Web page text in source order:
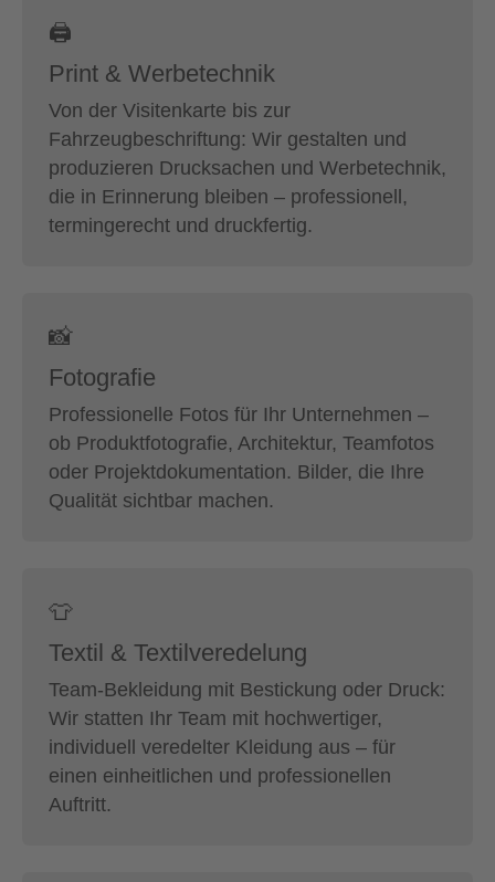
🖨
Print & Werbetechnik
Von der Visitenkarte bis zur
Fahrzeugbeschriftung: Wir gestalten und
produzieren Drucksachen und Werbetechnik,
die in Erinnerung bleiben – professionell,
termingerecht und druckfertig.
📸
Fotografie
Professionelle Fotos für Ihr Unternehmen –
ob Produktfotografie, Architektur, Teamfotos
oder Projektdokumentation. Bilder, die Ihre
Qualität sichtbar machen.
👕
Textil & Textilveredelung
Team-Bekleidung mit Bestickung oder Druck:
Wir statten Ihr Team mit hochwertiger,
individuell veredelter Kleidung aus – für
einen einheitlichen und professionellen
Auftritt.